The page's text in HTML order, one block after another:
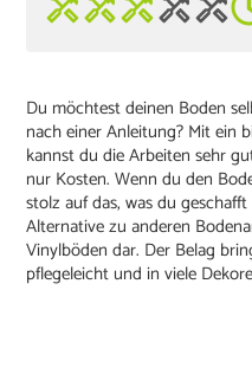
Du möchtest deinen Boden
nach einer Anleitung? Mit ein
kannst du die Arbeiten sehr
nur Kosten. Wenn du den
stolz auf das, was du
Alternative zu anderen
Vinylböden dar. Der Belag
pflegeleicht und in viele